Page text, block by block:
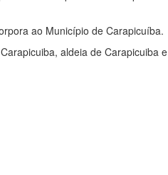
ao Município de Carapicuíba.
aldeia de Carapicuiba e